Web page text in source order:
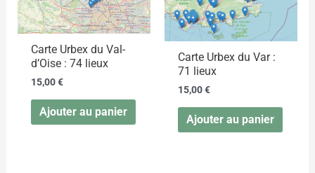
Carte Urbex du Val-
d’Oise : 74 lieux
15,00€
Ajouter au panier
Carte Urbex du Var :
71 lieux
15,00€
Ajouter au panier